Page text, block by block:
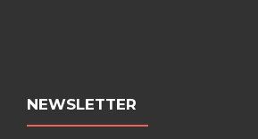
NEWSLETTER